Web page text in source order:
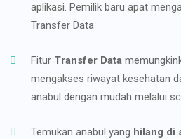
aplikasi. Pemilik baru apat
Transfer Data
Fitur Transfer Data
mengakses riwayat kesehatan
anabul dengan mudah melalui
Temukan anabul yang hilang di